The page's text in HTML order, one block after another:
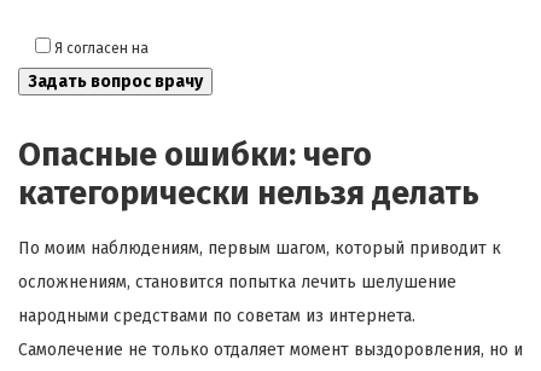
Я согласен на
Опасные ошибки: чего
категорически нельзя делать
По моим наблюдениям, первым шагом, который приводит к
осложнениям, становится попытка лечить шелушение
народными средствами по советам из интернета.
Самолечение не только отдаляет момент выздоровления, но и